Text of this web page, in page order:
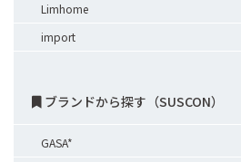
Limhome
import
ブランドから探す（SUSCON）
GASA*